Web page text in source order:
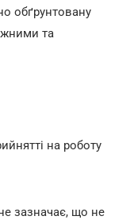
обґрунтовану
та
на роботу
зазначає, що не